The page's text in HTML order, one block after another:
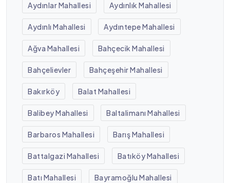
Aydınlar Mahallesi Aydınlık Mahallesi
Aydınlı Mahallesi Aydıntepe Mahallesi
Ağva Mahallesi Bahçecik Mahallesi
Bahçelievler Bahçeşehir Mahallesi
Bakırköy Balat Mahallesi
Balibey Mahallesi Baltalimanı Mahallesi
Barbaros Mahallesi Barış Mahallesi
Battalgazi Mahallesi Batıköy Mahallesi
Batı Mahallesi Bayramoğlu Mahallesi